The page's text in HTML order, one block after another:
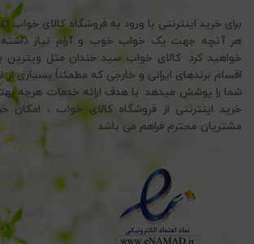
برای خرید اینترنتی با ورود به فروشگاه کالای خواب
هر آنچه جهت یک خواب خوب و آرام نیاز داشته
خواهید کرد. کالای خواب سید خندان مثل ویترین
اقسام برندهای ایرانی و خارجی که مطمئناً بسیاری
شما را پوشش میدهد. با هدف ارائه خدمات هرچه بهتر
خرید اینترنتی از فروشگاه کالای خواب ، امکان
مشتریان محترم فراهم می باشد.